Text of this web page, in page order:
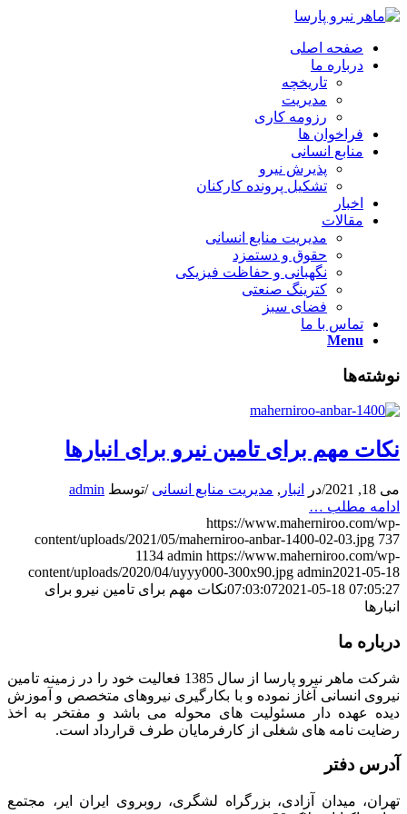
صفحه اصلی
درباره ما
تاریخچه
مدیریت
رزومه کاری
فراخوان ها
منابع انسانی
پذیرش نیرو
تشکیل پرونده کارکنان
اخبار
مقالات
مدیریت منابع انسانی
حقوق و دستمزد
نگهبانی و حفاظت فیزیکی
کترینگ صنعتی
فضای سبز
تماس با ما
Menu
نوشته‌ها
نکات مهم برای تامین نیرو برای انبارها
می 18, 2021 /در انبار , مدیریت منابع انسانی /توسط admin
ادامه مطلب …
https://www.maherniroo.com/wp-
content/uploads/2021/05/maherniroo-anbar-1400-02-03.jpg 737
1134 admin https://www.maherniroo.com/wp-
content/uploads/2020/04/uyyy000-300x90.jpg admin2021-05-18
07:03:072021-05-18 07:05:27
نکات مهم برای تامین نیرو برای
انبارها
درباره ما
شرکت ماهر نیرو پارسا از سال 1385 فعالیت خود را در زمینه تامین
نیروی انسانی آغاز نموده و با بکارگیری نیروهای متخصص و آموزش
دیده عهده دار مسئولیت های محوله می باشد و مفتخر به اخذ
رضایت نامه های شغلی از کارفرمایان طرف قرارداد است.
آدرس دفتر
تهران، میدان آزادی، بزرگراه لشگری، روبروی ایران ایر، مجتمع